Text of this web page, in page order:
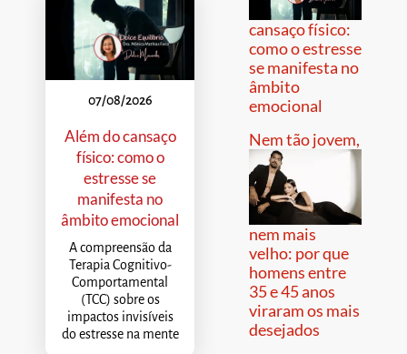
07/08/2026
Além do cansaço
físico: como o
estresse se
manifesta no
âmbito emocional
A compreensão da
Terapia Cognitivo-
Comportamental
(TCC) sobre os
impactos invisíveis
do estresse na mente
cansaço físico:
como o estresse
se manifesta no
âmbito
emocional
Nem tão jovem,
nem mais
velho: por que
homens entre
35 e 45 anos
viraram os mais
desejados